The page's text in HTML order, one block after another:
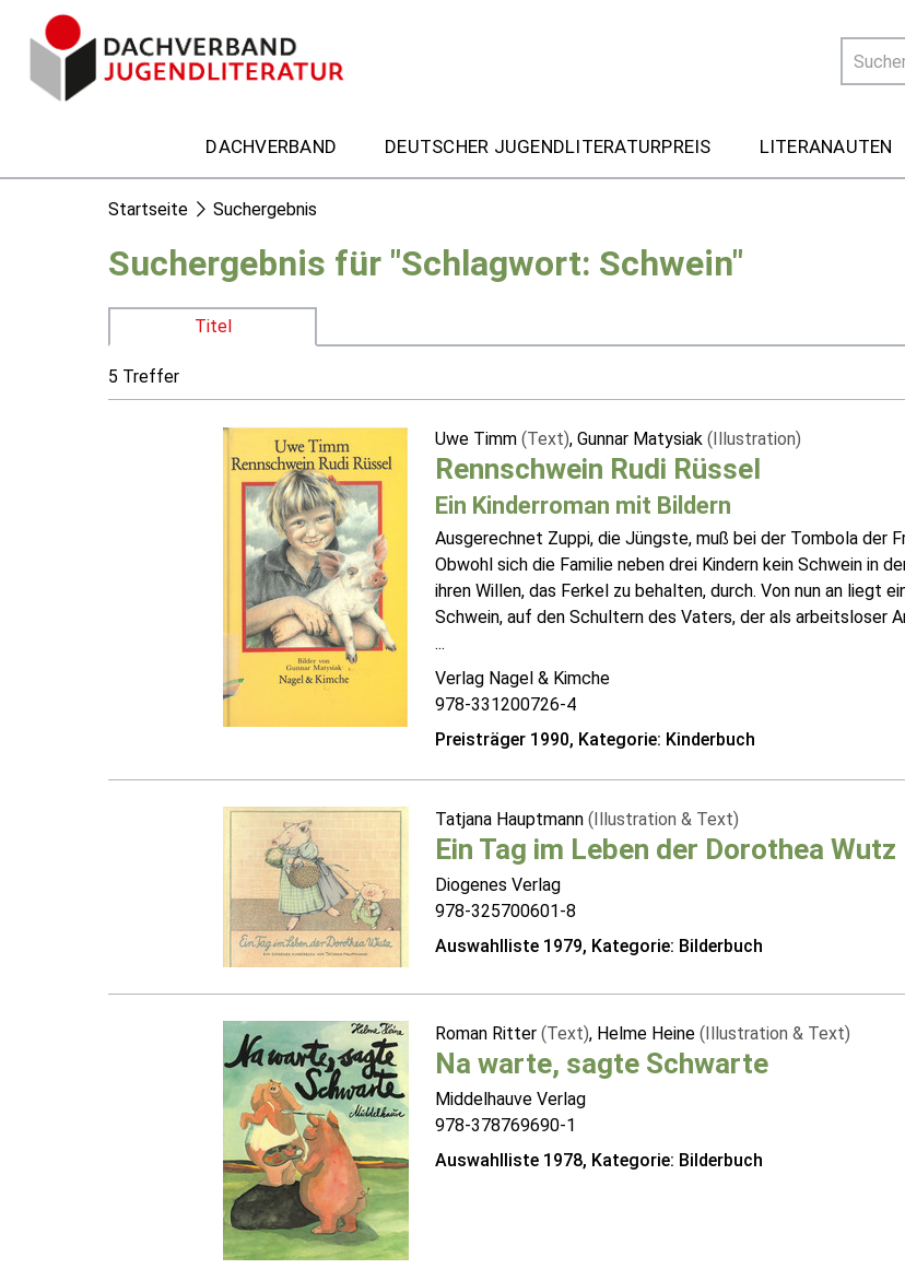
DACHVERBAND DEUTSCHER JUGENDLITERATURPREIS LITERANAUTEN
Startseite Suchergebnis
Suchergebnis für "Schlagwort: Schwein"
Titel
5 Treffer
Uwe Timm (Text), Gunnar Matysiak (Illustration)
Rennschwein Rudi Rüssel
Ein Kinderroman mit Bildern
Ausgerechnet Zuppi, die Jüngste, muß bei der Tombola der
Obwohl sich die Familie neben drei Kindern kein Schwein in
ihren Willen, das Ferkel zu behalten, durch. Von nun an liegt
Schwein, auf den Schultern des Vaters, der als arbeitsloser
...
Verlag Nagel & Kimche
978-331200726-4
Preisträger 1990, Kategorie: Kinderbuch
Tatjana Hauptmann (Illustration & Text)
Ein Tag im Leben der Dorothea Wutz
Diogenes Verlag
978-325700601-8
Auswahlliste 1979, Kategorie: Bilderbuch
Roman Ritter (Text), Helme Heine (Illustration & Text)
Na warte, sagte Schwarte
Middelhauve Verlag
978-378769690-1
Auswahlliste 1978, Kategorie: Bilderbuch